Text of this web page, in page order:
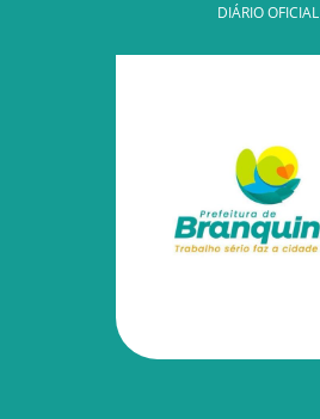
DIÁRIO OFICIAL